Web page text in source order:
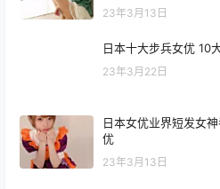
23年3月13日
日本十大步兵女优 10
23年3月22日
日本女优业界短发女
优
23年3月13日